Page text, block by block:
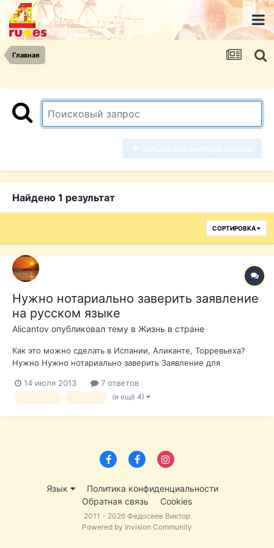
Главная
Найдено 1 результат
СОРТИРОВКА
Нужно нотариально заверить заявление
на русском языке
Alicantov опубликовал тему в Жизнь в стране
Как это можно сделать в Испании, Аликанте, Торревьеха?
Нужно Нужно нотариально заверить Заявление для
такое http://help.r01.ru/kb_upload/file/redeleg_pers_r01.doc
14 июля 2013 7 ответов
(и ещё 4)
Язык
Политика конфиденциальности
Обратная связь
Cookies
2011 - 2026 Федосеев Виктор
Powered by Invision Community